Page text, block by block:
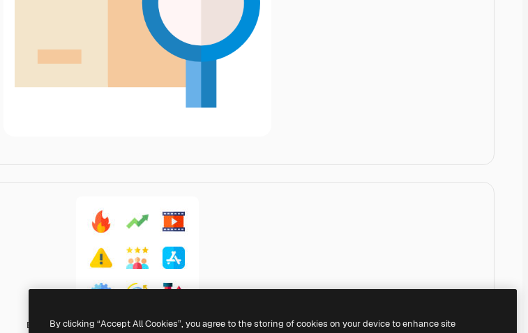
Basic Straight Flat
By clicking “Accept All Cookies”, you agree to the storing of cookies on your device to enhance site